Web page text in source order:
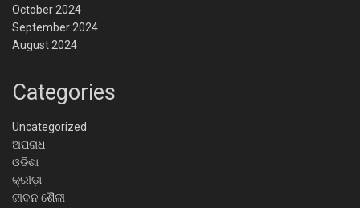
October 2024
September 2024
August 2024
Categories
Uncategorized
ଅପରାଧ
ଓଡିଶା
କ୍ରୀଡ଼ା
ଜୀବନ ଶୈଳୀ